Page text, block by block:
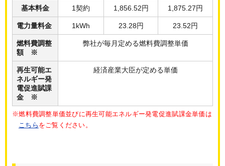
基本料金 1契約 1,856.52円 1,875.27円
電力量料金 1kWh 23.28円 23.52円
燃料費調整
額 ※
弊社が毎月定める燃料費調整単価
再生可能エ
ネルギー発
電促進賦課
金 ※
経済産業大臣が定める単価
※燃料費調整単価並びに再生可能エネルギー発電促進賦課金単価は
こちら をご覧ください。